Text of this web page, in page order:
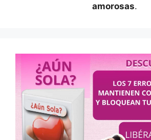
amorosas.